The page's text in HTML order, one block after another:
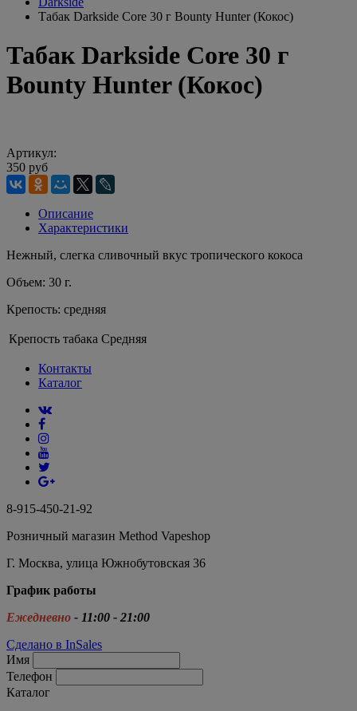
Табак Darkside Core 30 г Bounty Hunter (Кокос)
Табак Darkside Core 30 г
Bounty Hunter (Кокос)
Артикул:
350 руб
Описание
Характеристики
Нежный, слегка сливочный вкус тропического кокоса
Объем: 30 г.
Крепость: средняя
Крепость табака Средняя
Контакты
Каталог
8-915-450-21-92
Розничный магазин Method Vapeshop
Г. Москва, улица Южнобутовская 36
График работы
Ежедневно - 11:00 - 21:00
Сделано в InSales
Имя
Телефон
Каталог